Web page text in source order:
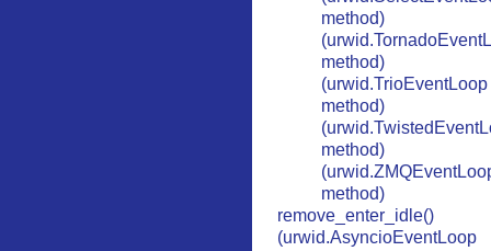
method)
method)
(urwid.TrioEventLoop
method)
method)
method)
remove_enter_idle()
(urwid.AsyncioEventLoop